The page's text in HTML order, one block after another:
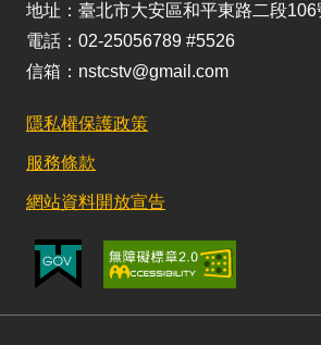
地址：臺北市大安區和平東路二段106
電話：02-25056789 #5526
信箱：nstcstv@gmail.com
隱私權保護政策
服務條款
網站資料開放宣告